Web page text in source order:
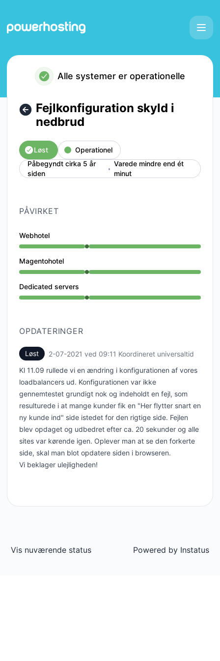
Alle systemer er operationelle
Fejlkonfiguration skyld i
nedbrud
Løst
Operationel
Påbegyndt cirka 5 år
siden
Varede mindre end ét
minut
PÅVIRKET
Webhotel
Operationel fra 9:11 AM til 9:11 AM
Magentohotel
Operationel fra 9:11 AM til 9:11 AM
Dedicated servers
Operationel fra 9:11 AM til 9:11 AM
OPDATERINGER
Løst 2-07-2021 ved 09:11 Koordineret universaltid
Kl 11.09 rullede vi en ændring i konfigurationen af vores
loadbalancers ud. Konfigurationen var ikke
gennemtestet grundigt nok og indeholdt en fejl, som
resulturede i at mange kunder fik en "Her flytter snart en
ny kunde ind" side istedet for den rigtige side. Fejlen
blev opdaget og udbedret efter ca. 20 sekunder og alle
sites var kørende igen. Oplever man at se den forkerte
side, skal man blot opdatere siden i browseren.
Vi beklager ulejligheden!
Vis nuværende status Powered by Instatus